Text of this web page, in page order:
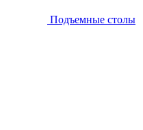
Подъемные столы